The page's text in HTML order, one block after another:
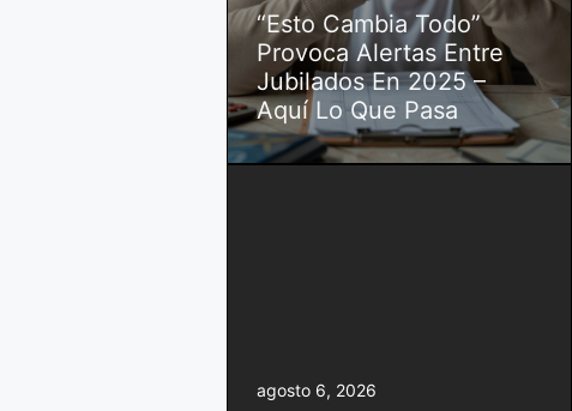
“Esto Cambia Todo”
Provoca Alertas Entre
Jubilados En 2025 –
Aquí Lo Que Pasa
agosto 6, 2026